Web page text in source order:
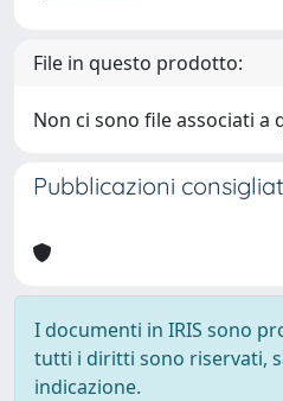
File in questo prodotto:
Non ci sono file associati a
Pubblicazioni
I documenti in IRIS sono
tutti i diritti sono riservati,
indicazione.